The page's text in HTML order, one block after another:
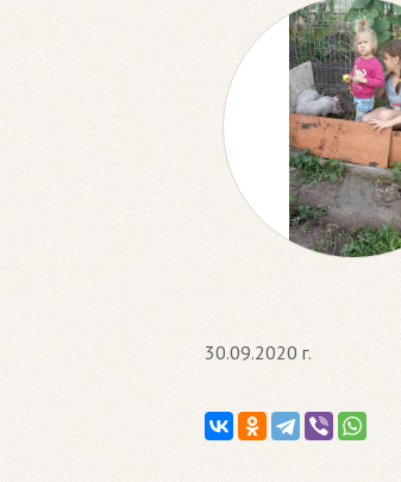
30.09.2020 г.